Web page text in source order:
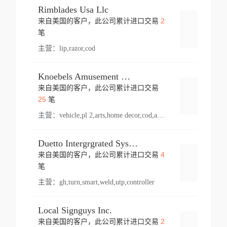
Rimblades Usa Llc
来自美国的客户，此公司累计进口交易 2
笔
主营： lip,razor,cod
Knoebels Amusement Resort
来自美国的客户，此公司累计进口交易
25笔
主营： vehicle,pl 2,arts,home decor,cod,amusement ride,sea
Duetto Intergrgrated Systems Inc.
来自美国的客户，此公司累计进口交易 4
笔
主营： gh,turn,smart,weld,utp,controller
Local Signguys Inc.
来自美国的客户，此公司累计进口交易 2